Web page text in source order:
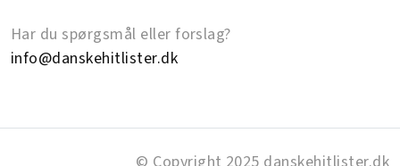
Har du spørgsmål eller forslag?
info@danskehitlister.dk